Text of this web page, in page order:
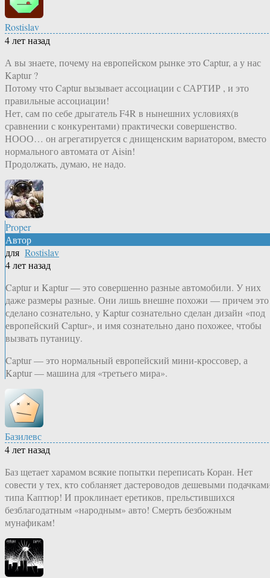
Rostislav
4 лет назад
А вы знаете, почему на европейском рынке это Captur, а у нас
Kaptur ?
Потому что Captur вызывает ассоциации с САРТИР , и это
правильные ассоциации!
Нет, сам по себе дрыгатель F4R в нынешних условиях(в
сравнении с конкурентами) практически совершенство.
НООО… он агрегатируется с днищенским вариатором, вместо
нормального автомата от Aisin!
Продолжать, думаю, не надо.
Proper
Автор
для Rostislav
4 лет назад
Captur и Kaptur — это совершенно разные автомобили. У них
даже размеры разные. Они лишь внешне похожи — причем это
сделано сознательно, у Kaptur сознательно сделан дизайн «под
европейский Captur», и имя сознательно дано похожее, чтобы
вызвать путаницу.
Captur — это нормальный европейский мини-кроссовер, а
Kaptur — машина для «третьего мира».
Базилевс
4 лет назад
Баз щетает харамом всякие попытки переписать Коран. Нет
совести у тех, кто собланяет дастероводов дешевыми
типа Каптюр! И проклинает еретиков, прельстившихся
безблагодатным «народным» авто! Смерть безбожным
мунафикам!